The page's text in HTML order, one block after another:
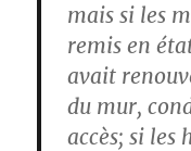
mais si les
remis en
avait
du mur,
accès; si les